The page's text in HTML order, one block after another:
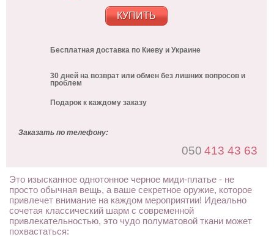
КУПИТЬ
Бесплатная доставка по Киеву и Украине
30 дней на возврат или обмен без лишних вопросов и
проблем
Подарок к каждому заказу
Заказать по телефону:
050 413 43 63
Это изысканное однотонное черное миди-платье - не
просто обычная вещь, а ваше секретное оружие, которое
привлечет внимание на каждом мероприятии! Идеально
сочетая классический шарм с современной
привлекательностью, это чудо полуматовой ткани может
похвастаться: